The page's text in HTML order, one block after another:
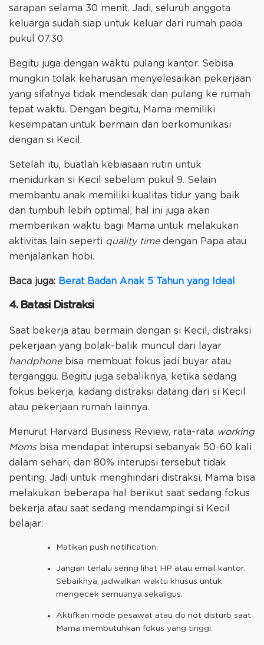
sarapan selama 30 menit. Jadi, seluruh anggota
keluarga sudah siap untuk keluar dari rumah pada
pukul 07.30.
Begitu juga dengan waktu pulang kantor. Sebisa
mungkin tolak keharusan menyelesaikan pekerjaan
yang sifatnya tidak mendesak dan pulang ke rumah
tepat waktu. Dengan begitu, Mama memiliki
kesempatan untuk bermain dan berkomunikasi
dengan si Kecil.
Setelah itu, buatlah kebiasaan rutin untuk
menidurkan si Kecil sebelum pukul 9. Selain
membantu anak memiliki kualitas tidur yang baik
dan tumbuh lebih optimal, hal ini juga akan
memberikan waktu bagi Mama untuk melakukan
aktivitas lain seperti quality timedengan Papa atau
menjalankan hobi.
Baca juga: Berat Badan Anak 5 Tahun yang Ideal
4. Batasi Distraksi
Saat bekerja atau bermain dengan si Kecil, distraksi
pekerjaan yang bolak-balik muncul dari layar
handphone bisa membuat fokus jadi buyar atau
terganggu. Begitu juga sebaliknya, ketika sedang
fokus bekerja, kadang distraksi datang dari si Kecil
atau pekerjaan rumah lainnya.
Menurut Harvard Business Review, rata-rata working
Moms bisa mendapat interupsi sebanyak 50-60 kali
dalam sehari, dan 80% interupsi tersebut tidak
penting. Jadi untuk menghindari distraksi, Mama bisa
melakukan beberapa hal berikut saat sedang fokus
bekerja atau saat sedang mendampingi si Kecil
belajar:
Matikan push notification.
Jangan terlalu sering lihat HP atau email kantor.
Sebaiknya, jadwalkan waktu khusus untuk
mengecek semuanya sekaligus.
Aktifkan mode pesawat atau do not disturb saat
Mama membutuhkan fokus yang tinggi.